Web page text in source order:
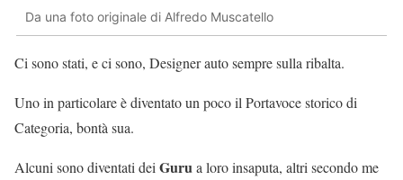
Da una foto originale di Alfredo Muscatello
Ci sono stati, e ci sono, Designer auto sempre sulla ribalta.
Uno in particolare è diventato un poco il Portavoce storico di
Categoria, bontà sua.
Alcuni sono diventati deiGurua loro insaputa, altri secondo me